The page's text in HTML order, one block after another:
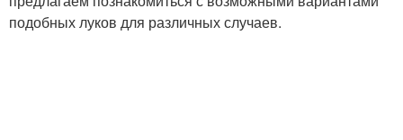
подобных луков для различных случаев.